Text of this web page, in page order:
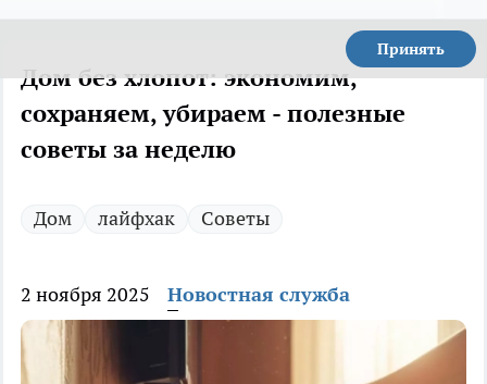
Принять
Дом без хлопот: экономим,
сохраняем, убираем - полезные
советы за неделю
Дом лайфхак Советы
2 ноября 2025 Новостная служба